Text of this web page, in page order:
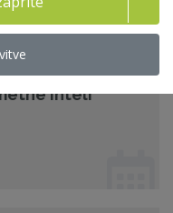
o
inteli